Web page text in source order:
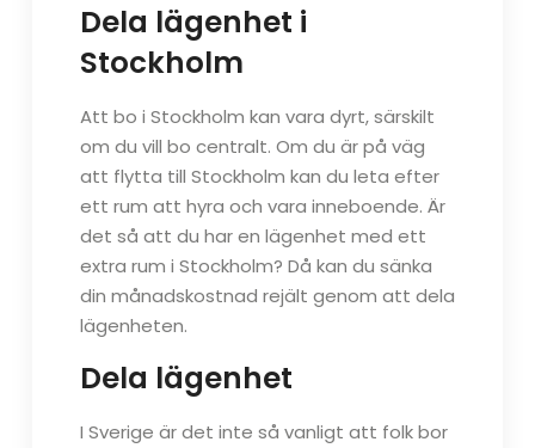
Dela lägenhet i
Stockholm
Att bo i Stockholm kan vara dyrt, särskilt
om du vill bo centralt. Om du är på väg
att flytta till Stockholm kan du leta efter
ett rum att hyra och vara inneboende. Är
det så att du har en lägenhet med ett
extra rum i Stockholm? Då kan du sänka
din månadskostnad rejält genom att dela
lägenheten.
Dela lägenhet
I Sverige är det inte så vanligt att folk bor